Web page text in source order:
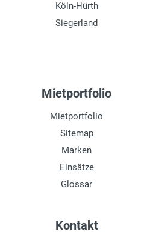
Köln-Hürth
Siegerland
Mietportfolio
Mietportfolio
Sitemap
Marken
Einsätze
Glossar
Kontakt